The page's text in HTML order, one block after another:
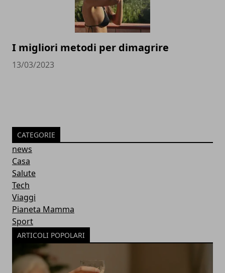
I migliori metodi per dimagrire
13/03/2023
CATEGORIE
news
Casa
Salute
Tech
Viaggi
Pianeta Mamma
Sport
ARTICOLI POPOLARI